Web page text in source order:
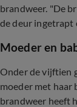
brandweer. "De
de deur ingetrapt
Moeder en
Onder de vijftien
moeder met haar
brandweer heeft